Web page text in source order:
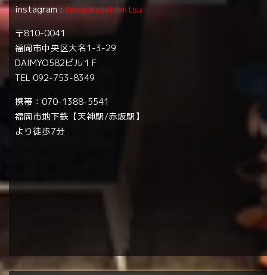
instagram : tengokutohimitsu
〒810-0041
福岡市中央区大名1-3-29
DAIMYO582ビル１F
TEL 092-753-8349
携帯：070-1388-5541
福岡市地下鉄【天神駅/赤坂駅】
より徒歩7分